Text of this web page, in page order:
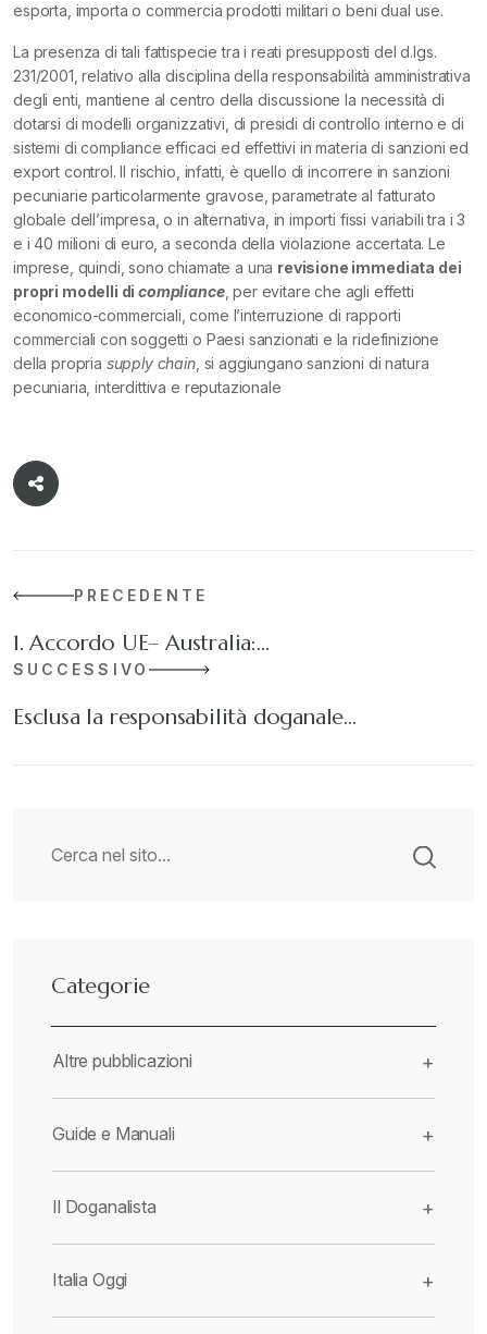
esporta, importa o commercia prodotti militari o beni dual use.
La presenza di tali fattispecie tra i reati presupposti del d.lgs.
231/2001, relativo alla disciplina della responsabilità amministrativa
degli enti, mantiene al centro della discussione la necessità di
dotarsi di modelli organizzativi, di presidi di controllo interno e di
sistemi di compliance efficaci ed effettivi in materia di sanzioni ed
export control. Il rischio, infatti, è quello di incorrere in sanzioni
pecuniarie particolarmente gravose, parametrate al fatturato
globale dell’impresa, o in alternativa, in importi fissi variabili tra i 3
e i 40 milioni di euro, a seconda della violazione accertata. Le
imprese, quindi, sono chiamate a una revisione immediata dei
propri modelli dicompliance, per evitare che agli effetti
economico-commerciali, come l’interruzione di rapporti
commerciali con soggetti o Paesi sanzionati e la ridefinizione
della propria supply chain, si aggiungano sanzioni di natura
pecuniaria, interdittiva e reputazionale
PRECEDENTE
1. Accordo UE– Australia:…
SUCCESSIVO
Esclusa la responsabilità doganale…
Categorie
Altre pubblicazioni +
Guide e Manuali +
Il Doganalista +
Italia Oggi +